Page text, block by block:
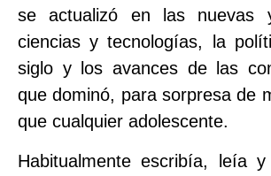
se actualizó en las nuevas
ciencias y tecnologías, la
siglo y los avances de las
que dominó, para sorpresa de
que cualquier adolescente.
Habitualmente escribía, leía